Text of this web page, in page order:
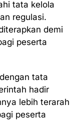
tata kelola
regulasi.
demi
peserta
tata
hadir
lebih terarah
peserta